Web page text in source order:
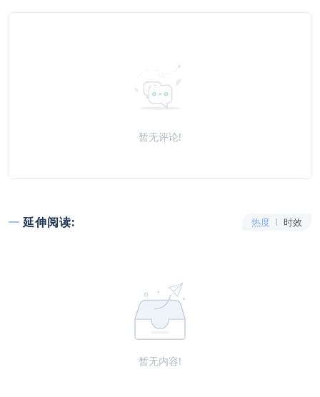
暂无评论!
延伸阅读: 热度 时效
暂无内容!